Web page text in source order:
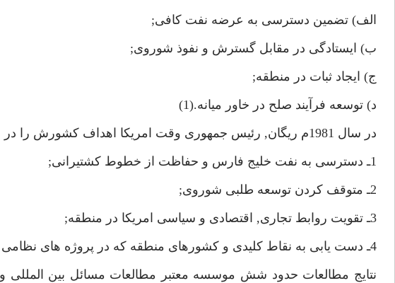
الف) تضمين دسترسى به عرضه نفت كافى;
ب) ايستادگى در مقابل گسترش و نفوذ شوروى;
ج) ايجاد ثبات در منطقه;
د) توسعه فرآيند صلح در خاور ميانه.(1)
در سال 1981م ريگان, رئيس جمهورى وقت امريكا اهداف كشورش را در منطقه بدين شرح اعلام كرد:
1ـ دسترسى به نفت خليج فارس و حفاظت از خطوط كشتيرانى;
2ـ متوقف كردن توسعه طلبى شوروى;
3ـ تقويت روابط تجارى, اقتصادى و سياسى امريكا در منطقه;
4ـ دست يابى به نقاط كليدى و كشورهاى منطقه كه در پروژه هاى نظامى امريكا قرار دارند.(2)
نتايج مطالعات حدود شش موسسه معتبر مطالعات مسائل بين المللى و